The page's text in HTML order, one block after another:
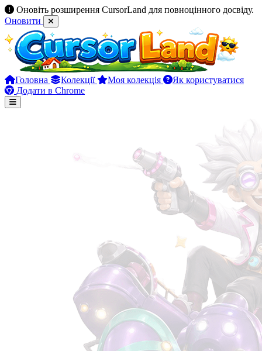
Оновіть розширення CursorLand для повноцінного досвіду.
Оновити
Головна Колекції Моя колекція
Як користуватися
Додати в Chrome